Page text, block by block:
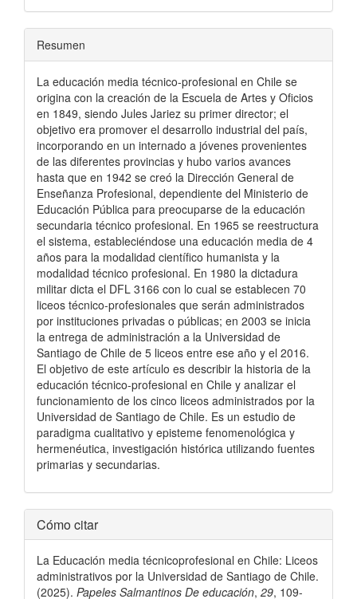
Resumen
La educación media técnico-profesional en Chile se
origina con la creación de la Escuela de Artes y Oficios
en 1849, siendo Jules Jariez su primer director; el
objetivo era promover el desarrollo industrial del país,
incorporando en un internado a jóvenes provenientes
de las diferentes provincias y hubo varios avances
hasta que en 1942 se creó la Dirección General de
Enseñanza Profesional, dependiente del Ministerio de
Educación Pública para preocuparse de la educación
secundaria técnico profesional. En 1965 se reestructura
el sistema, estableciéndose una educación media de 4
años para la modalidad científico humanista y la
modalidad técnico profesional. En 1980 la dictadura
militar dicta el DFL 3166 con lo cual se establecen 70
liceos técnico-profesionales que serán administrados
por instituciones privadas o públicas; en 2003 se inicia
la entrega de administración a la Universidad de
Santiago de Chile de 5 liceos entre ese año y el 2016.
El objetivo de este artículo es describir la historia de la
educación técnico-profesional en Chile y analizar el
funcionamiento de los cinco liceos administrados por la
Universidad de Santiago de Chile. Es un estudio de
paradigma cualitativo y episteme fenomenológica y
hermenéutica, investigación histórica utilizando fuentes
primarias y secundarias.
Detalles
del
artículo
Cómo citar
La Educación media técnicoprofesional en Chile: Liceos
administrativos por la Universidad de Santiago de Chile.
(2025). Papeles Salmantinos De educación, 29, 109-